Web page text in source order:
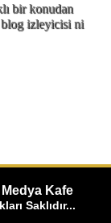
bir konudan
blog izleyicisi ni
Kafe
Saklıdır...